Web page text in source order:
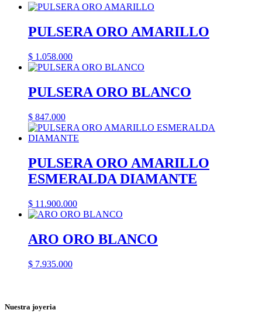
PULSERA ORO AMARILLO
$ 1.058.000
PULSERA ORO BLANCO
$ 847.000
PULSERA ORO AMARILLO
ESMERALDA DIAMANTE
$ 11.900.000
ARO ORO BLANCO
$ 7.935.000
Nuestra joyeria